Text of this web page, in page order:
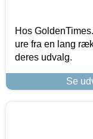
Hos
ure fra en lang
deres udvalg.
Se